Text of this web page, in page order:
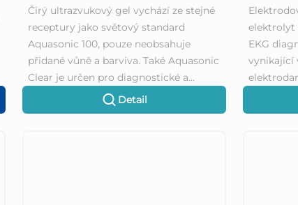
Detail
Čirý ultrazvukový gel vychází ze stejné
receptury jako světový standard
Aquasonic 100, pouze neobsahuje
přidané vůně a barviva. Také Aquasonic
Clear je určen pro diagnostické a...
elektrolyt
EKG
vynikající